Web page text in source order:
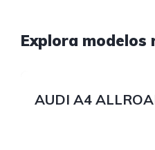
Explora modelos
1